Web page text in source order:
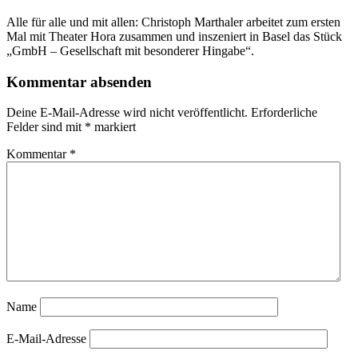
Alle für alle und mit allen: Christoph Marthaler arbeitet zum ersten
Mal mit Theater Hora zusammen und inszeniert in Basel das Stück
„GmbH – Gesellschaft mit besonderer Hingabe“.
Kommentar absenden
Deine E-Mail-Adresse wird nicht veröffentlicht. Erforderliche
Felder sind mit * markiert
Kommentar *
Name
E-Mail-Adresse